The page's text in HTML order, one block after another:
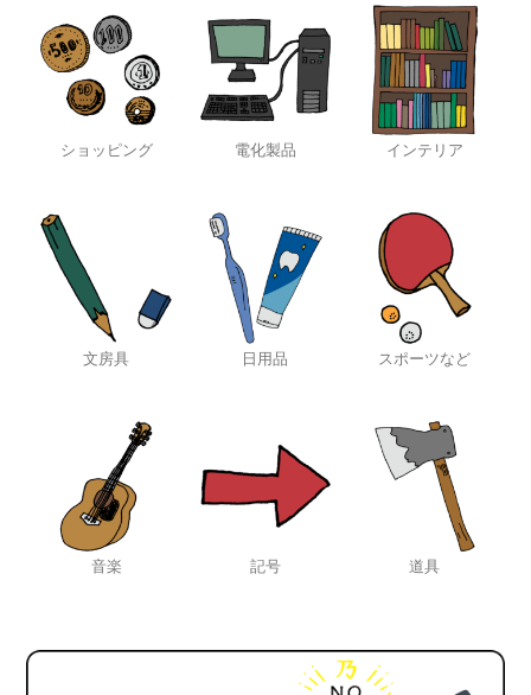
ショッピング 電化製品 インテリア
文房具 日用品 スポーツなど
音楽 記号 道具